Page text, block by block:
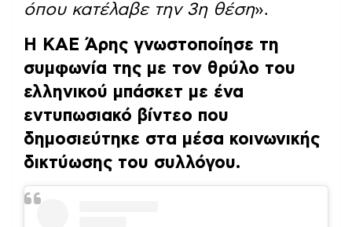
όπου κατέλαβε την 3η θέση».
Η ΚΑΕ Άρης γνωστοποίησε τη
συμφωνία της με τον θρύλο του
ελληνικού μπάσκετ με ένα
εντυπωσιακό βίντεο που
δημοσιεύτηκε στα μέσα κοινωνικής
δικτύωσης του συλλόγου.